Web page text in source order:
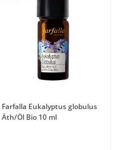
Farfalla Eukalyptus globulus
Äth/Öl Bio 10 ml